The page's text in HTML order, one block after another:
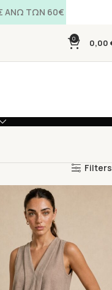
0 0,00
Filters
ΑΝΩ ΤΩΝ 60€